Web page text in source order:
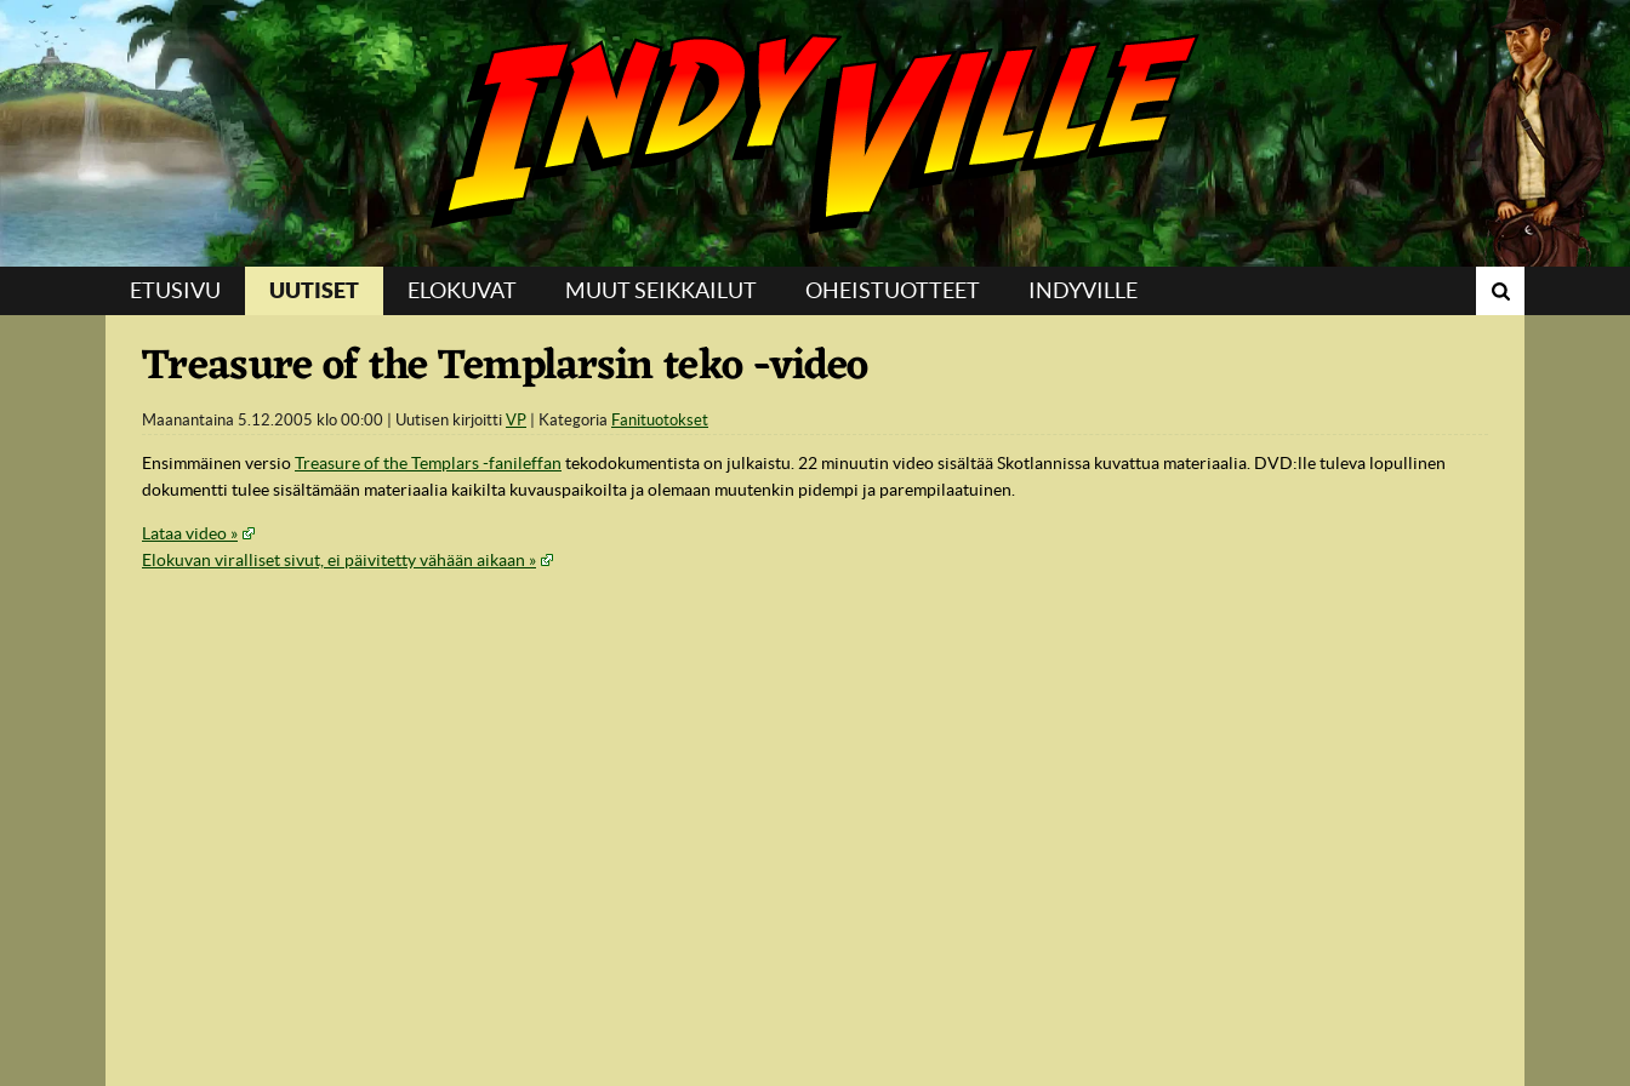
Suoraan sisältöön
ETUSIVU UUTISET ELOKUVAT MUUT SEIKKAILUT OHEISTUOTTEET INDYVILLE
Treasure of the Templarsin teko -video
Maanantaina 5.12.2005 klo 00:00 Uutisen kirjoitti VP Kategoria Fanituotokset
Ensimmäinen versioTreasure of the Templars -fanileffan tekodokumentista on julkaistu. 22 minuutin video sisältää Skotlannissa kuvattua materiaalia. DVD:lle tuleva lopullinen
dokumentti tulee sisältämään materiaalia kaikilta kuvauspaikoilta ja olemaan muutenkin pidempi ja parempilaatuinen.
Lataa video »
Elokuvan viralliset sivut, ei päivitetty vähään aikaan »